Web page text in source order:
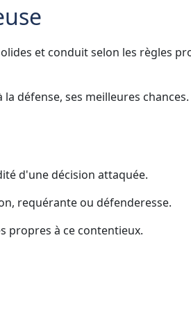
et conduit selon les règles
défense, ses meilleures chances.
d'une décision attaquée.
requérante ou défenderesse.
propres à ce contentieux.